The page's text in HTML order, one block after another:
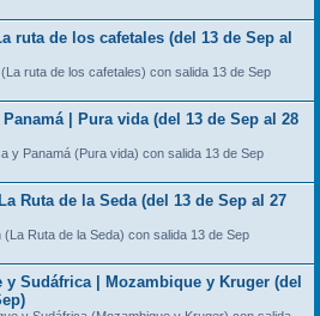
ruta de los cafetales (del 13 de Sep al
ruta de los cafetales) con salida 13 de Sep
| Pura vida (del 13 de Sep al 28
y Panamá (Pura vida) con salida 13 de Sep
Ruta de la Seda (del 13 de Sep al 27
(La Ruta de la Seda) con salida 13 de Sep
Sudáfrica | Mozambique y Kruger (del